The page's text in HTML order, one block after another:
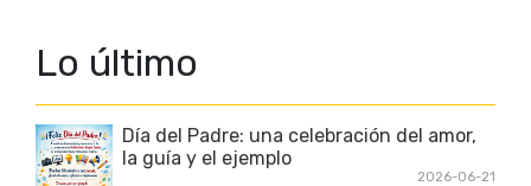
Lo último
Día del Padre: una celebración del amor,
la guía y el ejemplo
2026-06-21